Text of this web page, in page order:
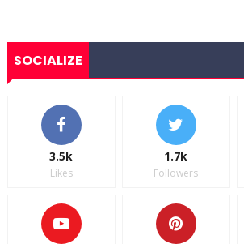
SOCIALIZE
3.5k
Likes
1.7k
Followers